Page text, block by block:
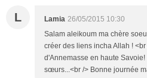
L Lamia 26/05/2015 10:30
Salam aleikoum ma chère
créer des liens incha Allah !
d'Annemasse en haute
sœurs...<br /> Bonne journée